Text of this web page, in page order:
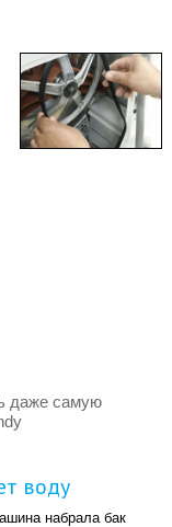
даже самую
воду
набрала бак